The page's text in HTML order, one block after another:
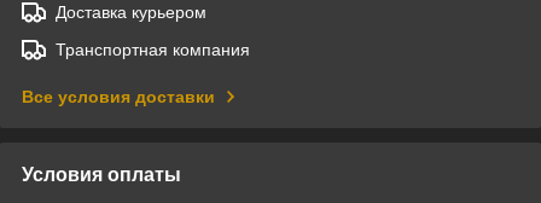
Доставка курьером
Транспортная компания
Все условия доставки
Условия оплаты